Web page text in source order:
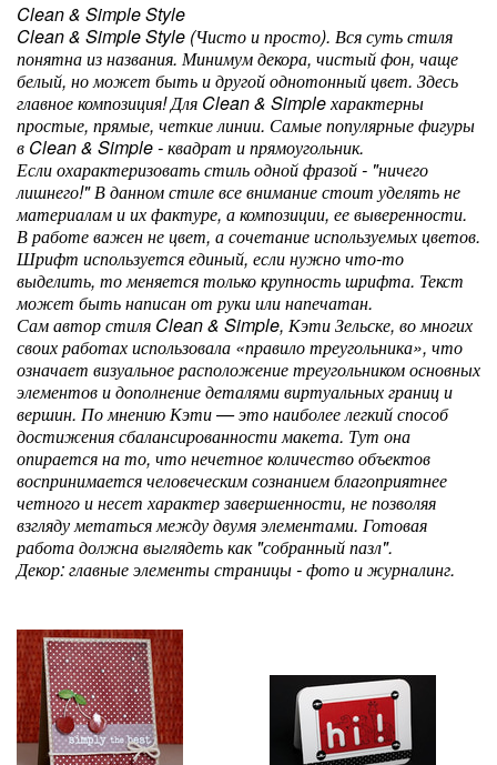
Clean & Simple Style
Clean & Simple Style (Чисто и просто). Вся суть стиля
понятна из названия. Минимум декора, чистый фон, чаще
белый, но может быть и другой однотонный цвет. Здесь
главное композиция! Для Clean & Simple характерны
простые, прямые, четкие линии. Самые популярные фигуры
в Clean & Simple - квадрат и прямоугольник.
Если охарактеризовать стиль одной фразой - "ничего
лишнего!" В данном стиле все внимание стоит уделять не
материалам и их фактуре, а композиции, ее выверенности.
В работе важен не цвет, а сочетание используемых цветов.
Шрифт используется единый, если нужно что-то
выделить, то меняется только крупность шрифта. Текст
может быть написан от руки или напечатан.
Сам автор стиля Clean & Simple, Кэти Зельске, во многих
своих работах использовала «правило треугольника», что
означает визуальное расположение треугольником основных
элементов и дополнение деталями виртуальных границ и
вершин. По мнению Кэти — это наиболее легкий способ
достижения сбалансированности макета. Тут она
опирается на то, что нечетное количество объектов
воспринимается человеческим сознанием благоприятнее
четного и несет характер завершенности, не позволяя
взгляду метаться между двумя элементами. Готовая
работа должна выглядеть как "собранный пазл".
Декор: главные элементы страницы - фото и журналинг.